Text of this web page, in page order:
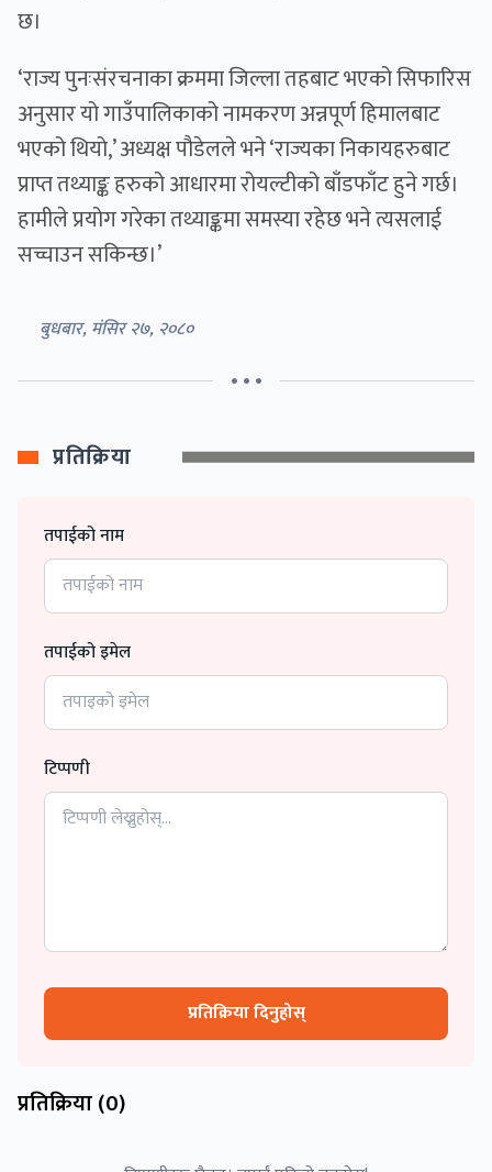
छ।
‘राज्य पुनःसंरचनाका क्रममा जिल्ला तहबाट भएको सिफारिस
अनुसार यो गाउँपालिकाको नामकरण अन्नपूर्ण हिमालबाट
भएको थियो,’ अध्यक्ष पौडेलले भने ‘राज्यका निकायहरुबाट
प्राप्त तथ्याङ्क हरुको आधारमा रोयल्टीको बाँडफाँट हुने गर्छ।
हामीले प्रयोग गरेका तथ्याङ्कमा समस्या रहेछ भने त्यसलाई
सच्चाउन सकिन्छ।’
बुधबार, मंसिर २७, २०८०
• • •
प्रतिक्रिया
तपाईको नाम
तपाईको इमेल
टिप्पणी
प्रतिक्रिया दिनुहोस्
प्रतिक्रिया (0)